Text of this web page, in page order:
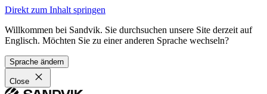
Direkt zum Inhalt springen
Willkommen bei Sandvik. Sie durchsuchen unsere Site derzeit auf
Englisch. Möchten Sie zu einer anderen Sprache wechseln?
Sprache ändern
Close